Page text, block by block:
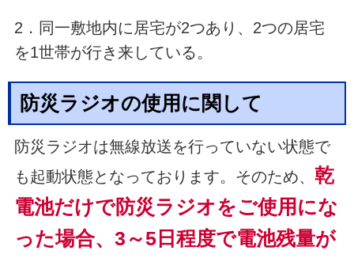
2．同一敷地内に居宅が2つあり、2つの居宅
を1世帯が行き来している。
防災ラジオの使用に関して
防災ラジオは無線放送を行っていない状態で
も起動状態となっております。そのため、 乾
電池だけで防災ラジオをご使用にな
った場合、3～5日程度で電池残量が